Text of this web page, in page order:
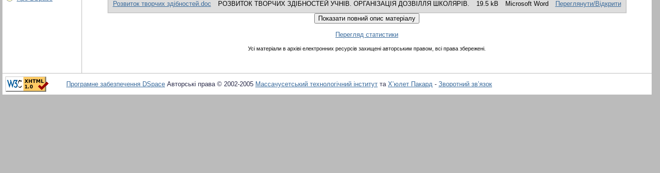
Розвиток творчих здібностей.doc
РОЗВИТОК ТВОРЧИХ ЗДІБНОСТЕЙ УЧНІВ. ОРГАНІЗАЦІЯ ДОЗВІЛЛЯ ШКОЛЯРІВ. 19.5 kB Microsoft Word Переглянути/Відкрити
Перегляд статистики
Усі матеріали в архіві електронних ресурсів захищені авторським правом, всі права збережені.
Програмне забезпечення DSpace Авторські права © 2002-2005 Массачусетський технологічний інститут та Х’юлет Пакард - Зворотний зв’язок